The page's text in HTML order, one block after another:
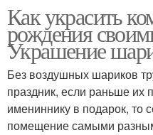
Как украсить
рождения
Украшение
Без воздушных шариков
праздник, если раньше их
имениннику в подарок, то
помещение самыми